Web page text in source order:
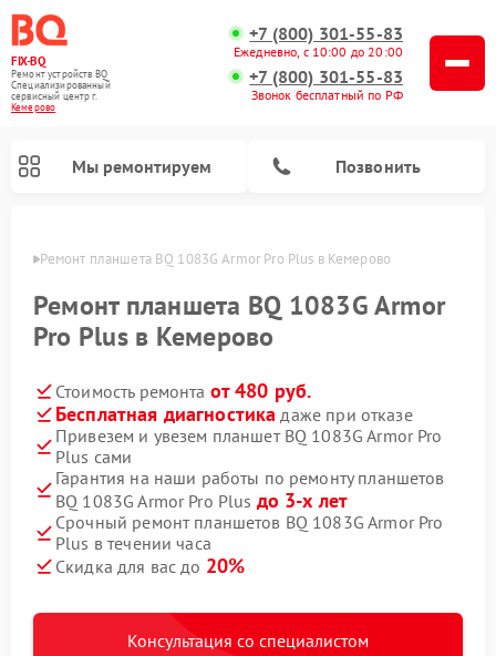
FIX-BQ
Ремонт устройств BQ
Специализированный
cервисный центр г.
Кемерово
+7 (800) 301-55-83
Ежедневно, с 10:00 до 20:00
+7 (800) 301-55-83
Звонок бесплатный по РФ
Мы ремонтируем Позвонить
Ремонт планшета BQ 1083G Armor Pro Plus в Кемерово
Ремонт планшета BQ 1083G Armor
Pro Plus в Кемерово
Стоимость ремонта от 480 руб.
Бесплатная диагностика даже при отказе
Привезем и увезем планшет BQ 1083G Armor Pro
Plus сами
Гарантия на наши работы по ремонту планшетов
BQ 1083G Armor Pro Plus до 3-х лет
Срочный ремонт планшетов BQ 1083G Armor Pro
Plus в течении часа
Скидка для вас до 20%
Консультация со специалистом